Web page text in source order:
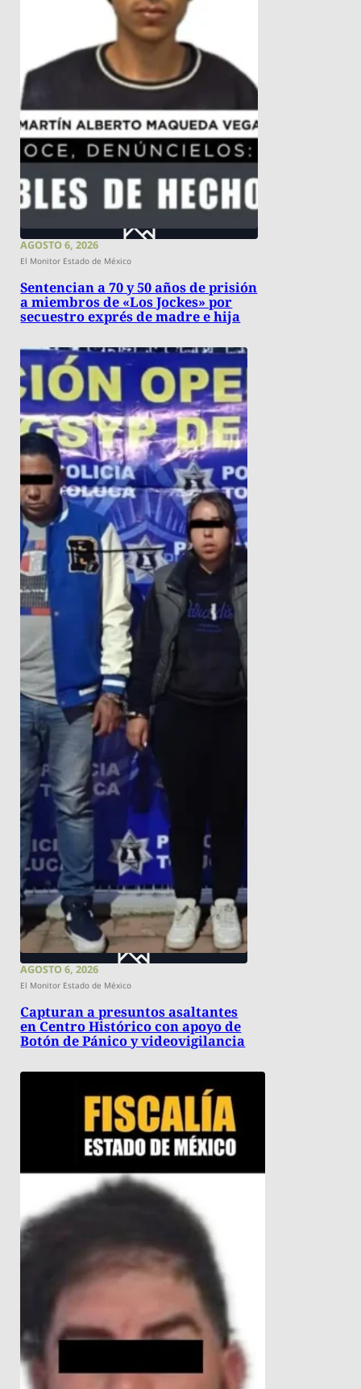
AGOSTO 6, 2026
El Monitor Estado de México
Sentencian a 70 y 50 años de prisión
a miembros de «Los Jockes» por
secuestro exprés de madre e hija
AGOSTO 6, 2026
El Monitor Estado de México
Capturan a presuntos asaltantes
en Centro Histórico con apoyo de
Botón de Pánico y videovigilancia